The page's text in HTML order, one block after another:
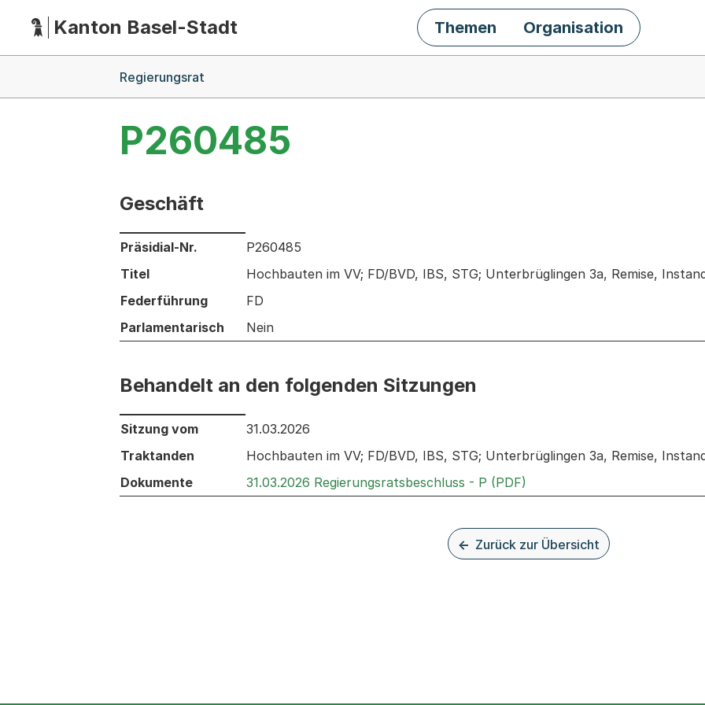
HauptnavigationKanton Basel-Stadt Themen Organisation
Regierungsrat
P260485
Geschäft
Informationen zum Ausgewählten Geschäft
Präsidial-Nr.
P260485
Titel
Hochbauten im VV; FD/BVD, IBS, STG; Unterbrüglingen 3a, Remise,
Federführung
FD
Parlamentarisch
Nein
Behandelt an den folgenden Sitzungen
Behandelt an den folgenden Sitzungen: Informationen zu den Sitzungen zum Geschäft
Sitzung vom
31.03.2026
Traktanden
Hochbauten im VV; FD/BVD, IBS, STG; Unterbrüglingen 3a, Remise,
Dokumente
31.03.2026 Regierungsratsbeschluss - P (PDF)
Zurück zur Übersicht